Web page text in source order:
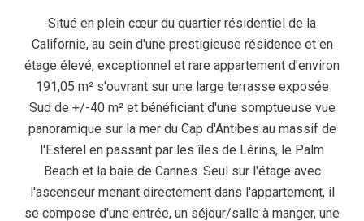
Situé en plein cœur du quartier résidentiel de la
Californie, au sein d'une prestigieuse résidence et en
étage élevé, exceptionnel et rare appartement d'environ
191,05 m² s'ouvrant sur une large terrasse exposée
Sud de +/-40 m² et bénéficiant d'une somptueuse vue
panoramique sur la mer du Cap d'Antibes au massif de
l'Esterel en passant par les îles de Lérins, le Palm
Beach et la baie de Cannes. Seul sur l'étage avec
l'ascenseur menant directement dans l'appartement, il
se compose d'une entrée, un séjour/salle à manger, une